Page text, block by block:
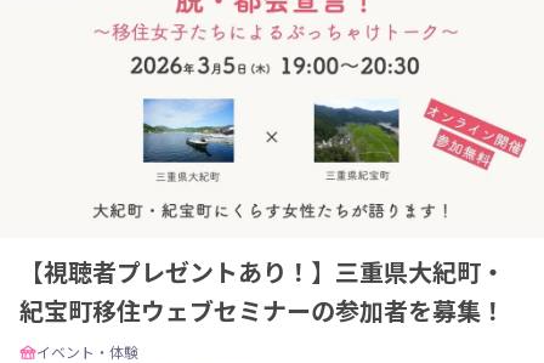
【視聴者プレゼントあり！】三重県大紀町・
紀宝町移住ウェブセミナーの参加者を募集！
イベント・体験